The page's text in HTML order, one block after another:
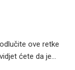
ove retke
ćete da je...